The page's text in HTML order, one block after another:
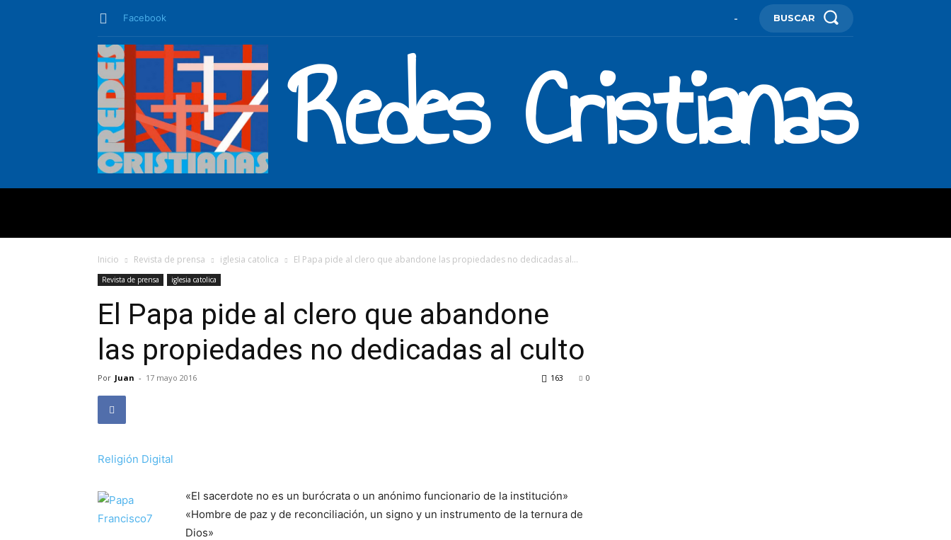
Facebook - BUSCAR
Redes Cristianas
Inicio Revista de prensa iglesia catolica El Papa pide al clero que abandone las propiedades no dedicadas al...
Revista de prensa iglesia catolica
El Papa pide al clero que abandone
las propiedades no dedicadas al culto
Por Juan - 17 mayo 2016 0
163
Religión Digital
«El sacerdote no es un burócrata o un anónimo funcionario de la institución»
«Hombre de paz y de reconciliación, un signo y un instrumento de la ternura de
Dios»